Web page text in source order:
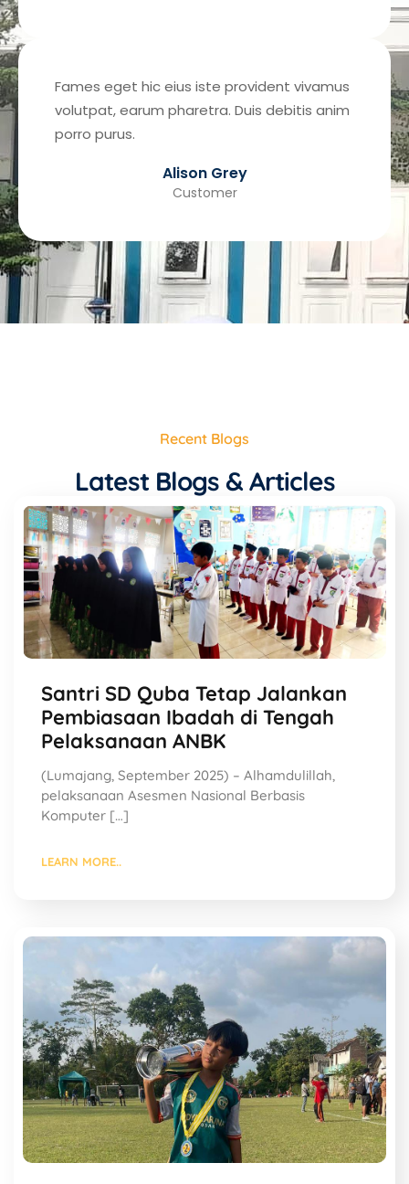
Fames eget hic eius iste provident vivamus
volutpat, earum pharetra. Duis debitis anim
porro purus.
Alison Grey
Customer
Recent Blogs
Latest Blogs & Articles
Santri SD Quba Tetap Jalankan
Pembiasaan Ibadah di Tengah
Pelaksanaan ANBK
(Lumajang, September 2025) – Alhamdulillah,
pelaksanaan Asesmen Nasional Berbasis
Komputer […]
LEARN MORE..